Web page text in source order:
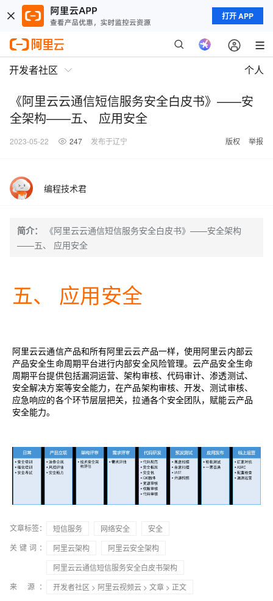
打开 APP
开发者社区 个人
《阿里云云通信短信服务安全白皮书》——安
全架构——五、 应用安全
2023-05-22 247 发布于辽宁 版权 举报
编程技术君
简介：
《阿里云云通信短信服务安全白皮书》——安全架构
——五、 应用安全
五、 应用安全
阿里云云通信产品和所有阿里云云产品一样，使用阿里云内部云
产品安全生命周期平台进行内部安全风险管理。云产品安全生命
周期平台提供包括漏洞运营、架构审核、代码审计、渗透测试、
安全解决方案等安全能力，在产品架构审核、开发、测试审核、
应急响应的各个环节层层把关，拉通各个安全团队，赋能云产品
安全能力。
文章标签： 短信服务 网络安全
安全
关键词：
阿里云架构
阿里云安全架构
阿里云云通信短信服务安全白皮书架构
来 源：
开发者社区 > 阿里云视频云 > 文章 > 正文